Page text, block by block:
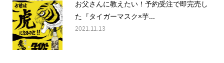
お父さんに教えたい！予約受注で即完売し
た『タイガーマスク×芋...
2021.11.13